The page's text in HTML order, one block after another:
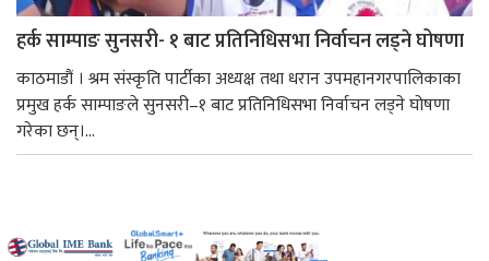
हर्क साम्पाङ सुनसरी- १ बाट प्रतिनिधिसभा निर्वाचन लड्ने घोषणा
काठमाडौं । श्रम संस्कृति पार्टीका अध्यक्ष तथा धरान उपमहानगरपालिकाका
प्रमुख हर्क साम्पाङले सुनसरी–१ बाट प्रतिनिधिसभा निर्वाचन लड्ने घोषणा
गरेका छन्।...